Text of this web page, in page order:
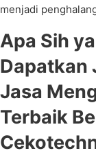
menjadi
Apa Sih
Dapatkan
Jasa
Terbaik